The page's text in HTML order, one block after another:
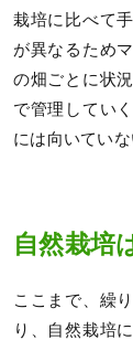
栽培に比べて
が異なるため
の畑ごとに状
で管理してい
には向いていな
自然栽培
ここまで、繰
り、自然栽培